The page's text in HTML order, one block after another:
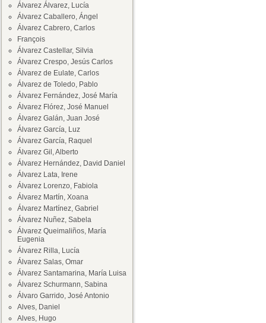
Álvarez Álvarez, Lucía
Álvarez Caballero, Ángel
Álvarez Cabrero, Carlos
François
Álvarez Castellar, Silvia
Álvarez Crespo, Jesús Carlos
Álvarez de Eulate, Carlos
Álvarez de Toledo, Pablo
Álvarez Fernández, José María
Álvarez Flórez, José Manuel
Álvarez Galán, Juan José
Álvarez García, Luz
Álvarez García, Raquel
Álvarez Gil, Alberto
Álvarez Hernández, David Daniel
Álvarez Lata, Irene
Álvarez Lorenzo, Fabiola
Álvarez Martín, Xoana
Álvarez Martínez, Gabriel
Álvarez Nuñez, Sabela
Álvarez Queimaliños, María
Eugenia
Álvarez Rilla, Lucía
Álvarez Salas, Omar
Álvarez Santamarina, María Luisa
Álvarez Schurmann, Sabina
Álvaro Garrido, José Antonio
Alves, Daniel
Alves, Hugo